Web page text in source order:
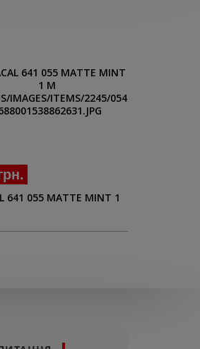
641 055 MATTE MINT 1